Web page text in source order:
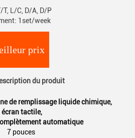
L/C, D/A, D/P
1set/week
prix
du produit
de remplissage liquide chimique,
écran tactile,
automatique
7 pouces